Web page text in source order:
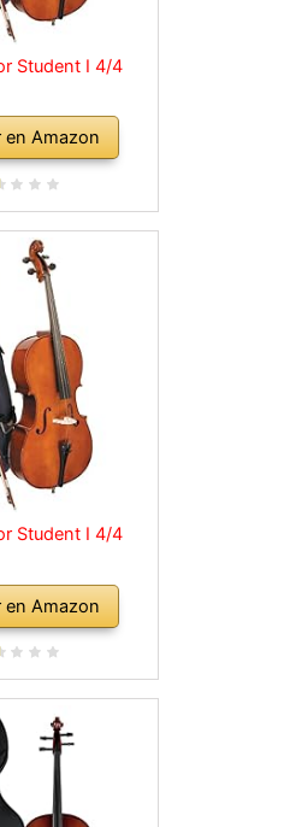
Student I 4/4
en Amazon
Student I 4/4
en Amazon